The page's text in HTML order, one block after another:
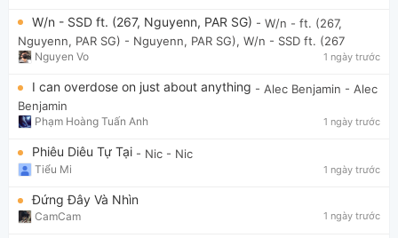
W/n - SSD ft. (267, Nguyenn, PAR SG) - W/n - ft. (267,
Nguyenn, PAR SG) - Nguyenn, PAR SG), W/n - SSD ft. (267
Nguyen Vo 1 ngày trước
I can overdose on just about anything - Alec Benjamin - Alec
Benjamin
Phạm Hoàng Tuấn Anh 1 ngày trước
Phiêu Diêu Tự Tại - Nic - Nic
Tiểu Mi 1 ngày trước
Đứng Đây Và Nhìn
CamCam 1 ngày trước